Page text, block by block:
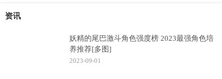
资讯
妖精的尾巴激斗角色强度榜 2023最强角色培
养推荐[多图]
2023-09-01